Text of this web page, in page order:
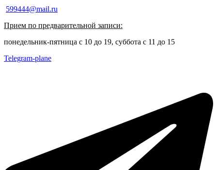
599444@mail.ru
Прием по предварительной записи:
понедельник-пятница с 10 до 19, суббота с 11 до 15
Telegram-plane